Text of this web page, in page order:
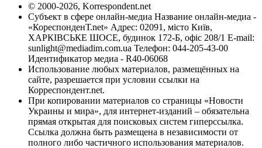
© 2000-2026, Korrespondent.net
Субъект в сфере онлайн-медиа Название онлайн-медиа -
«КореспонденТ.net» Адрес: 02091, місто Київ,
ХАРКІВСЬКЕ ШОСЕ, будинок 172-Б, офіс 208/1 E-mail:
sunlight@mediadim.com.ua Телефон: 044-205-43-00
Идентификатор медиа - R40-06068
Использование любых материалов, размещённых на
сайте, разрешается при условии ссылки на
Корреспондент.net.
При копировании материалов со страницы «Новости
Украины и мира», для интернет-изданий – обязательна
прямая открытая для поисковых систем гиперссылка.
Ссылка должна быть размещена в независимости от
полного либо частичного использования материалов.